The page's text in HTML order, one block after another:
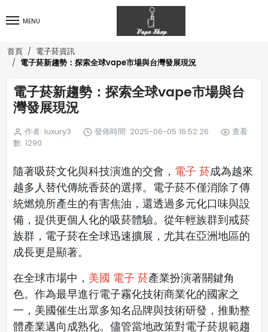
MENU
首頁 電子菸資訊
電子菸新趨勢：探索全球vape市場與台灣發展現況
電子菸新趨勢：探索全球vape市場與台
灣發展現況
作者: luxury3 發佈時間: 2025-06-05 16:52:26
查看
數: 1290
隨著吸菸文化與科技演進的交會， 電子 菸成為越來
越多人替代傳統香菸的選擇。電子菸不僅消除了傳
統燃燒所產生的有害焦油，還透過多元化口味與設
備，提供更個人化的吸菸體驗。從年輕族群到戒菸
族群，電子菸在全球迅速擴展，尤其在亞洲地區的
成長更是顯著。
在全球市場中， 美國 電子 菸產業扮演著關鍵角
色。作為最早進行電子霧化技術商業化的國家之
一，美國催生出眾多知名品牌與技術研發，推動整
體產業邁向成熟化。儘管當地政策對電子菸規範趨